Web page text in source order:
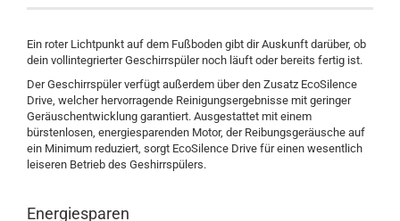
Ein roter Lichtpunkt auf dem Fußboden gibt dir Auskunft darüber, ob
dein vollintegrierter Geschirrspüler noch läuft oder bereits fertig ist.
Der Geschirrspüler verfügt außerdem über den Zusatz EcoSilence
Drive, welcher hervorragende Reinigungsergebnisse mit geringer
Geräuschentwicklung garantiert. Ausgestattet mit einem
bürstenlosen, energiesparenden Motor, der Reibungsgeräusche auf
ein Minimum reduziert, sorgt EcoSilence Drive für einen wesentlich
leiseren Betrieb des Geshirrspülers.
Energiesparen